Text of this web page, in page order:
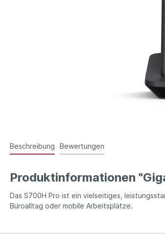
Beschreibung Bewertungen
Produktinformationen
Das S700H Pro ist ein vielseitiges,
Büroalltag oder mobile Arbeitsplätze.